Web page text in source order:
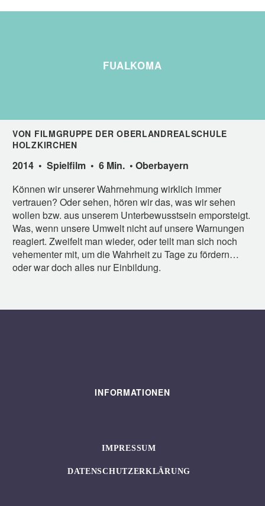
FUALKOMA
VON FILMGRUPPE DER OBERLANDREALSCHULE
HOLZKIRCHEN
2014 • Spielfilm • 6 Min. • Oberbayern
Können wir unserer Wahrnehmung wirklich immer
vertrauen? Oder sehen, hören wir das, was wir sehen
wollen bzw. aus unserem Unterbewusstsein emporsteigt.
Was, wenn unsere Umwelt nicht auf unsere Warnungen
reagiert. Zweifelt man wieder, oder teilt man sich noch
vehementer mit, um die Wahrheit zu Tage zu fördern…
oder war doch alles nur Einbildung.
INFORMATIONEN
IMPRESSUM
DATENSCHUTZERKLÄRUNG